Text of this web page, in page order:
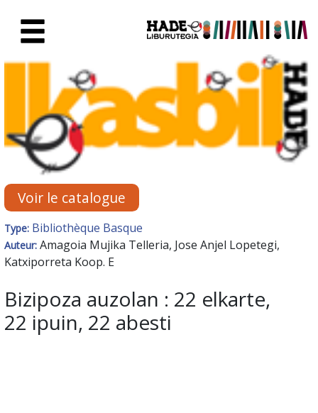
Fiche de Nouveaux Livres -
Voir le catalogue
Type: Bibliothèque Basque
Auteur: Amagoia Mujika Telleria, Jose Anjel Lopetegi,
Katxiporreta Koop. E
Bizipoza auzolan : 22 elkarte,
22 ipuin, 22 abesti